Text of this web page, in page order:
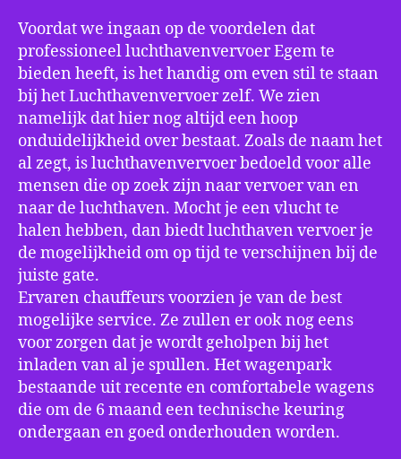
Voordat we ingaan op de voordelen dat
professioneel luchthavenvervoer Egem te
bieden heeft, is het handig om even stil te staan
bij het Luchthavenvervoer zelf. We zien
namelijk dat hier nog altijd een hoop
onduidelijkheid over bestaat. Zoals de naam het
al zegt, is luchthavenvervoer bedoeld voor alle
mensen die op zoek zijn naar vervoer van en
naar de luchthaven. Mocht je een vlucht te
halen hebben, dan biedt luchthaven vervoer je
de mogelijkheid om op tijd te verschijnen bij de
juiste gate.
Ervaren chauffeurs voorzien je van de best
mogelijke service. Ze zullen er ook nog eens
voor zorgen dat je wordt geholpen bij het
inladen van al je spullen. Het wagenpark
bestaande uit recente en comfortabele wagens
die om de 6 maand een technische keuring
ondergaan en goed onderhouden worden.